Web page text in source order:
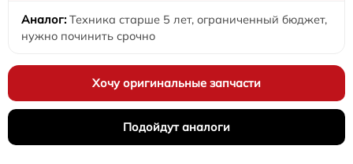
Техника старше 5 лет, ограниченный бюджет,
нужно починить срочно
Хочу оригинальные запчасти
Подойдут аналоги